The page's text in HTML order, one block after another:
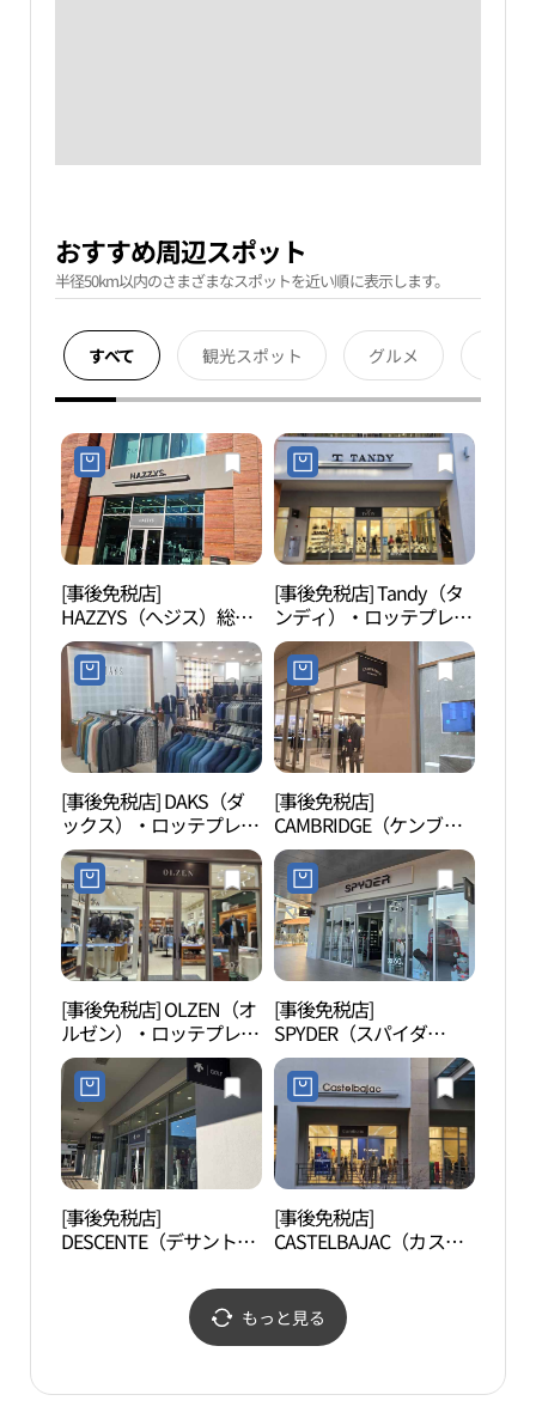
おすすめ周辺スポット
半径50km以内のさまざまなスポットを近い順に表示します。
すべて 観光スポット グルメ
[事後免税店]
HAZZYS（へジス）総
合・ロッテプレミアムア
ウトレットキムヘ（金
海）店(헤지스 롯데프리
미엄아울렛 김해점)
[事後免税店] Tandy（タ
ンディ）・ロッテプレミ
アムアウトレットキムヘ
（金海）店(탠디 롯데프
리미엄아울렛 김해점)
[事後免税店] DAKS（ダ
ックス）・ロッテプレミ
アムアウトレットキムヘ
（金海）店(닥스 롯데프
리미엄아울렛 김해점)
[事後免税店]
CAMBRIDGE（ケンブリ
ッジ）・ロッテプレミア
ムアウトレットキムヘ
（金海）店(캠브리지 롯
데프리미엄아울렛 김해
점)
[事後免税店] OLZEN（オ
ルゼン）・ロッテプレミ
アムアウトレットキムヘ
（金海）店(올젠 롯데프
리미엄아울렛 김해점)
[事後免税店]
SPYDER（スパイダ
ー）・ロッテプレミアム
アウトレットキムヘ（金
海）店(스파이더 롯데프
리미엄아울렛 김해점)
[事後免税店]
DESCENTE（デサント）
ムアウトレットキムヘ
（金海）店(데상트골프
롯데프리미엄아울렛 김
[事後免税店]
CASTELBAJAC（カステ
プレミアムアウトレット
キムヘ（金海）店(까스
텔바작 롯데프리미엄아
もっと見る